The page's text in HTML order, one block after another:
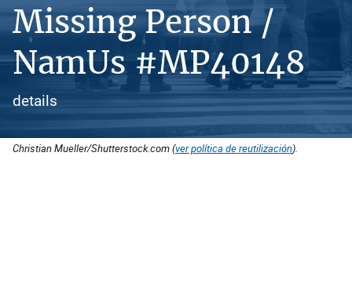
Missing Person /
NamUs #MP40148
details
Christian Mueller/Shutterstock.com (ver política de reutilización).